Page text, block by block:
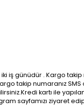
iş günüdür . Kargo takip
takip numaranız
kartı ile
sayfamızı ziyaret